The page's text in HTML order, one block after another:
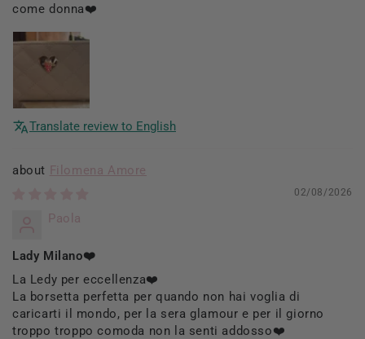
come donna❤️
Translate review to English
Filomena Amore
02/08/2026
Paola
Lady Milano❤️
La Ledy per eccellenza❤️
La borsetta perfetta per quando non hai voglia di
caricarti il mondo, per la sera glamour e per il giorno
troppo troppo comoda non la senti addosso❤️